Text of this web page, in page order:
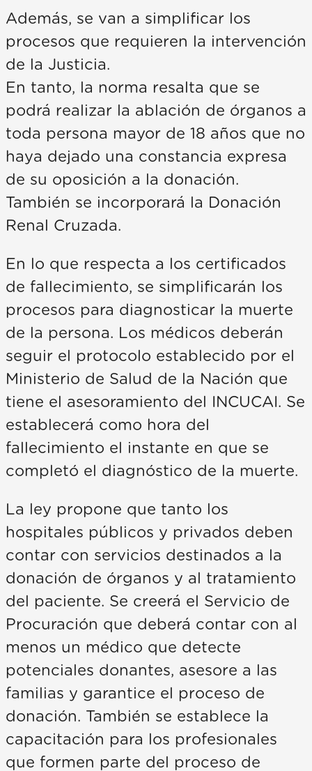
Además, se van a simplificar los
procesos que requieren la intervención
de la Justicia.
En tanto, la norma resalta que se
podrá realizar la ablación de órganos a
toda persona mayor de 18 años que no
haya dejado una constancia expresa
de su oposición a la donación.
También se incorporará la Donación
Renal Cruzada.
En lo que respecta a los certificados
de fallecimiento, se simplificarán los
procesos para diagnosticar la muerte
de la persona. Los médicos deberán
seguir el protocolo establecido por el
Ministerio de Salud de la Nación que
tiene el asesoramiento del INCUCAI. Se
establecerá como hora del
fallecimiento el instante en que se
completó el diagnóstico de la muerte.
La ley propone que tanto los
hospitales públicos y privados deben
contar con servicios destinados a la
donación de órganos y al tratamiento
del paciente. Se creerá el Servicio de
Procuración que deberá contar con al
menos un médico que detecte
potenciales donantes, asesore a las
familias y garantice el proceso de
donación. También se establece la
capacitación para los profesionales
que formen parte del proceso de